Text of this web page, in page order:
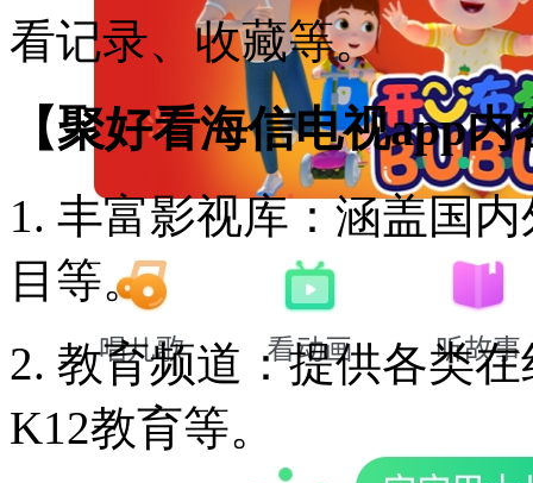
看记录、收藏等。
【聚好看海信电视app内
1. 丰富影视库：涵盖国
目等。
2. 教育频道：提供各类
K12教育等。